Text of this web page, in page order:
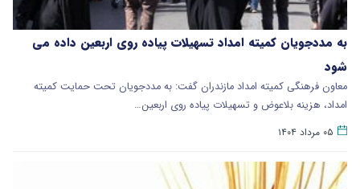
به مددجویان کمیته امداد تسهیلات پیاده روی اربعین داده می
شود
معاون فرهنگی کمیته امداد مازندران گفت: به مددجویان تحت حمایت کمیته
امداد، هزینه بلاعوض و تسهیلات پیاده روی اربعین…
۰۵ مرداد ۱۴۰۴